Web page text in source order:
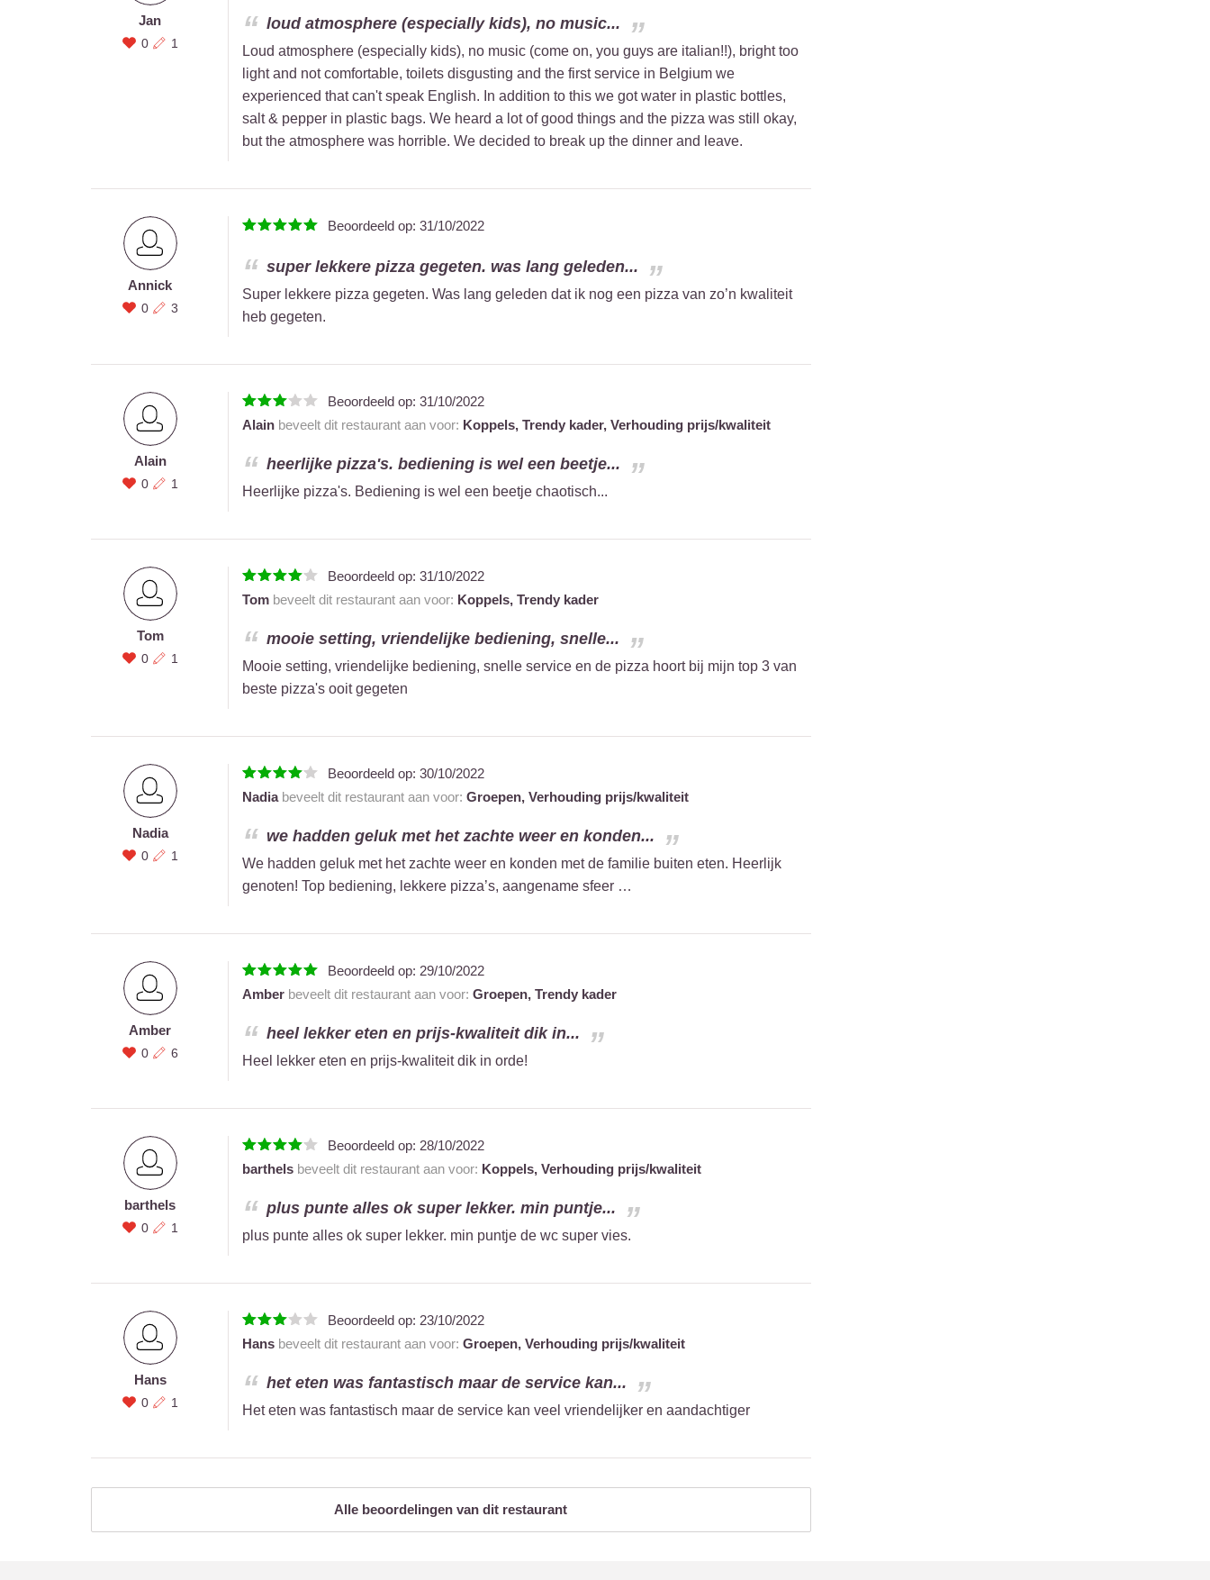
Jan
0 1
loud atmosphere (especially kids), no music...
Loud atmosphere (especially kids), no music (come on, you guys are italian!!), bright too
light and not comfortable, toilets disgusting and the first service in Belgium we
experienced that can't speak English. In addition to this we got water in plastic bottles,
salt & pepper in plastic bags. We heard a lot of good things and the pizza was still okay,
but the atmosphere was horrible. We decided to break up the dinner and leave.
Annick
0 3
Beoordeeld op: 31/10/2022
super lekkere pizza gegeten. was lang geleden...
Super lekkere pizza gegeten. Was lang geleden dat ik nog een pizza van zo’n kwaliteit
heb gegeten.
Alain
0 1
Beoordeeld op: 31/10/2022
Alainbeveelt dit restaurant aan voor: Koppels, Trendy kader, Verhouding prijs/kwaliteit
heerlijke pizza's. bediening is wel een beetje...
Heerlijke pizza's. Bediening is wel een beetje chaotisch...
Tom
0 1
Beoordeeld op: 31/10/2022
Tombeveelt dit restaurant aan voor: Koppels, Trendy kader
mooie setting, vriendelijke bediening, snelle...
Mooie setting, vriendelijke bediening, snelle service en de pizza hoort bij mijn top 3 van
beste pizza's ooit gegeten
Nadia
0 1
Beoordeeld op: 30/10/2022
Nadiabeveelt dit restaurant aan voor: Groepen, Verhouding prijs/kwaliteit
we hadden geluk met het zachte weer en konden...
We hadden geluk met het zachte weer en konden met de familie buiten eten. Heerlijk
genoten! Top bediening, lekkere pizza’s, aangename sfeer …
Amber
0 6
Beoordeeld op: 29/10/2022
Amberbeveelt dit restaurant aan voor: Groepen, Trendy kader
heel lekker eten en prijs-kwaliteit dik in...
Heel lekker eten en prijs-kwaliteit dik in orde!
barthels
0 1
Beoordeeld op: 28/10/2022
barthelsbeveelt dit restaurant aan voor: Koppels, Verhouding prijs/kwaliteit
plus punte alles ok super lekker. min puntje...
plus punte alles ok super lekker. min puntje de wc super vies.
Hans
0 1
Beoordeeld op: 23/10/2022
Hansbeveelt dit restaurant aan voor: Groepen, Verhouding prijs/kwaliteit
het eten was fantastisch maar de service kan...
Het eten was fantastisch maar de service kan veel vriendelijker en aandachtiger
Alle beoordelingen van dit restaurant